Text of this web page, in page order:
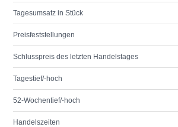
Tagesumsatz in Stück
Preisfeststellungen
Schlusspreis des letzten Handelstages
Tagestief/-hoch
52-Wochentief/-hoch
Handelszeiten